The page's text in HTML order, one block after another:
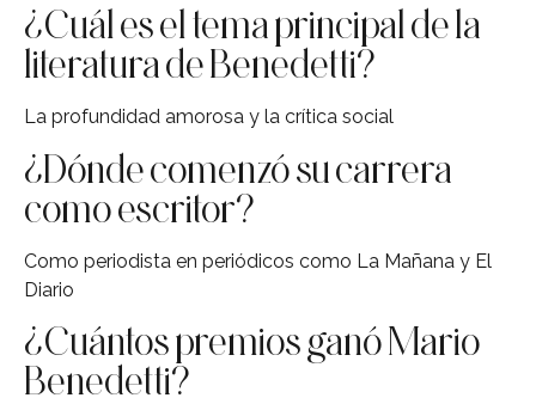
¿Cuál es el tema principal de la
literatura de Benedetti?
La profundidad amorosa y la crítica social
¿Dónde comenzó su carrera
como escritor?
Como periodista en periódicos como La Mañana y El
Diario
¿Cuántos premios ganó Mario
Benedetti?